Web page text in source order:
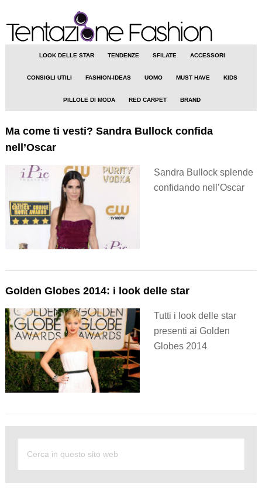
LOOK DELLE STAR TENDENZE SFILATE ACCESSORI
CONSIGLI UTILI FASHION-IDEAS UOMO MUST HAVE KIDS
PILLOLE DI MODA RED CARPET BRAND
Ma come ti vesti? Sandra Bullock confida
nell’Oscar
Sandra Bullock splende
confidando nell’Oscar
Golden Globes 2014: i look delle star
Tutti i look delle star
presenti ai Golden
Globes 2014